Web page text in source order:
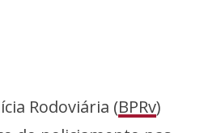
Rodoviária (BPRv)